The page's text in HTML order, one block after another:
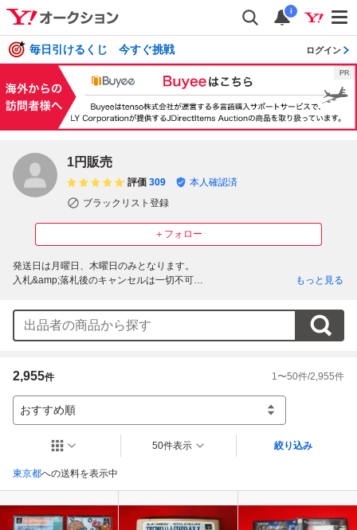
i
毎日引けるくじ 今すぐ挑戦 ログイン
1円販売
＋フォロー
評価 309
本人確認済
ブラックリスト登録
発送日は月曜日、木曜日のみとなります。
入札&amp;落札後のキャンセルは一切不可
同梱は即決、同日落札、10点まで買い占め防止のため同一商品の同梱は不可
となります
個人落札の方で下記の内容を5分以内に
取引ナビに連絡された方は即決落札の場合のみ（送料確定後は不可）ゆうメ
ール発送（追跡、破損、紛失補償なし、定義に反する場合は不可）も対応可
能と致します
『発送はゆうメール希望、記載事項を全て
重さ一律になります
SFC.PS（厚）150g FC 75g GB 25g
PS.PS2 PS3 SS DC wii 125g
もっと見る
2,955件 1 〜50件/2,955件
おすすめ順
東京都への送料を表示中
50件表示 絞り込み